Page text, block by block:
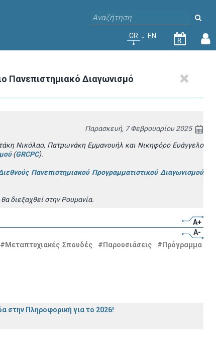
GR EN
8
Πανεπιστημιακό Διαγωνισμό
Παρασκευή, 7 Φεβρουαρίου 2025
Νικόλαο, Πατρωνάκη Εμμανουήλ και Νικηφόρο Ευάγγελο
(GRCPC).
Πανεπιστημιακού Προγραμματιστικού Διαγωνισμού
θαδιεξαχθεί στην Ρουμανία.
A+
A-
#Μεταπτυχιακές Σπουδές #Παρουσιάσεις
#Πρόγραμμα
στην Πληροφορική για το 2026!